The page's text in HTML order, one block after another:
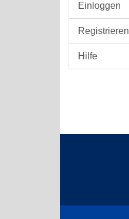
Einloggen
Registrieren
Hilfe